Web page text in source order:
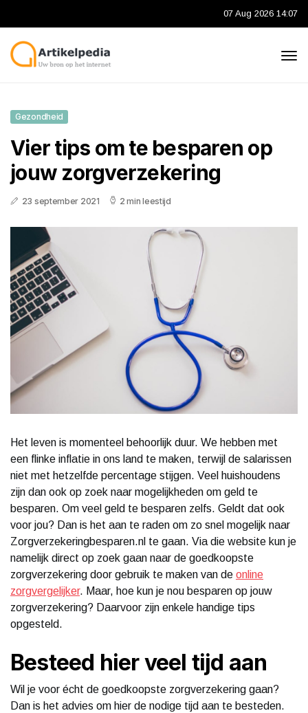
07 Aug 2026 14:07
Gezondheid
Vier tips om te besparen op
jouw zorgverzekering
23 september 2021 2 min leestijd
Het leven is momenteel behoorlijk duur. We hebben met
een flinke inflatie in ons land te maken, terwijl de salarissen
niet met hetzelfde percentage stijgen. Veel huishoudens
zijn dan ook op zoek naar mogelijkheden om geld te
besparen. Om veel geld te besparen zelfs. Geldt dat ook
voor jou? Dan is het aan te raden om zo snel mogelijk naar
Zorgverzekeringbesparen.nl te gaan. Via die website kun je
namelijk direct op zoek gaan naar de goedkoopste
zorgverzekering door gebruik te maken van de online
zorgvergelijker. Maar, hoe kun je nou besparen op jouw
zorgverzekering? Daarvoor zijn enkele handige tips
opgesteld.
Besteed hier veel tijd aan
Wil je voor écht de goedkoopste zorgverzekering gaan?
Dan is het advies om hier de nodige tijd aan te besteden.